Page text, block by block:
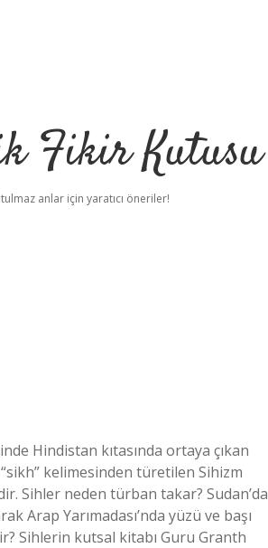
Fikir Kutusu
anlar için yaratıcı öneriler!
Hindistan kıtasında ortaya çıkan
kelimesinden türetilen Sihizm
Sihler neden türban takar? Sudan’da
Arap Yarımadası’nda yüzü ve başı
Sihlerin kutsal kitabı Guru Granth